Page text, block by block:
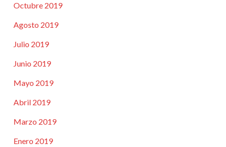
Octubre 2019
Agosto 2019
Julio 2019
Junio 2019
Mayo 2019
Abril 2019
Marzo 2019
Enero 2019